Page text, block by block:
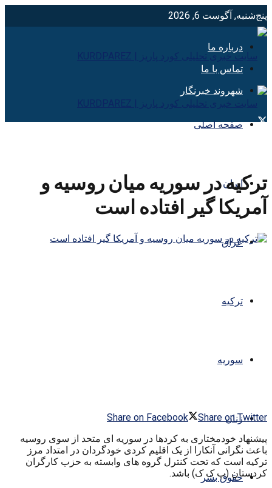
پنج‌شنبه, آگوست 6, 2026
درباره ما
تماس با ما
شهروند خبرنگار
صفحه اصلی
ایران
عراق
ترکیه
سوریه
زنان
حقوق بشر
ترکیه در سوریه میان روسیه و
آمریکا گیر افتاده است
Share on Facebook
Share on Twitter
پیشنهاد خودمختاری به کردها در سوریه ای متحد از سوی روسیه
باعث نگرانی آنکارا از یک اقلیم کردی خودگردان در امتداد مرز
ترکیه است که تحت کنترل گروه های وابسته به حزب کارگران
کردستان (پ ک ک) باشد.